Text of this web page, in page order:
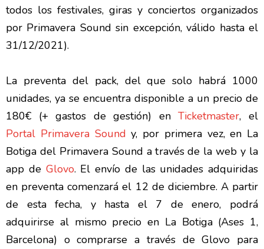
todos los festivales, giras y conciertos organizados
por Primavera Sound sin excepción, válido hasta el
31/12/2021).
La preventa del pack, del que solo habrá 1000
unidades, ya se encuentra disponible a un precio de
180€ (+ gastos de gestión) enTicketmaster, el
Portal Primavera Sound y, por primera vez, en La
Botiga del Primavera Sound a través de la web y la
app de Glovo. El envío de las unidades adquiridas
en preventa comenzará el 12 de diciembre. A partir
de esta fecha, y hasta el 7 de enero, podrá
adquirirse al mismo precio en La Botiga (Ases 1,
Barcelona) o comprarse a través de Glovo para